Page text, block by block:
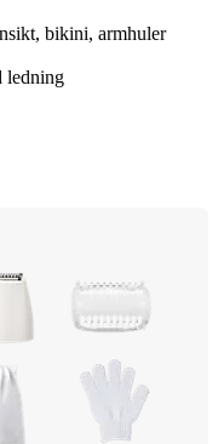
bikini, armhuler
ledning